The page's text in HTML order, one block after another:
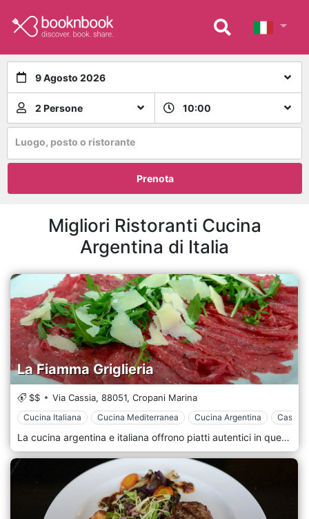
9 Agosto 2026
2 Persone 10:00
Luogo, posto o ristorante
Prenota
Migliori Ristoranti Cucina
Argentina di Italia
La Fiamma Griglieria
$$ Via Cassia, 88051, Cropani Marina
Cucina Italiana Cucina Mediterranea Cucina Argentina Casual
La cucina argentina e italiana offrono piatti autentici in questo ristorante. Gli esotici spiedini, bistecca succulenta e entrecote potrebbero farti una buona impressione. Al ristorante La Fiamma Trattoria Griglieria, i visitatori possono provare un tiramisù ottimo. Questo posto è noto per i deliziosi cordiale o vino. L'atmosfera ospitale di questo locale dipende in larga misura dal personale, che qui è davvero disponibile. Lo spettacolare servizio ti metterà a tuo agio. Goditi un ambiente fichissimo qui.